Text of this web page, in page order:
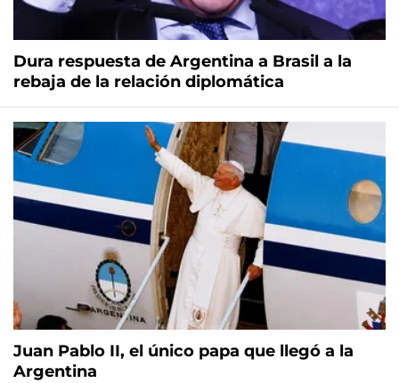
Dura respuesta de Argentina a Brasil a la
rebaja de la relación diplomática
Juan Pablo II, el único papa que llegó a la
Argentina